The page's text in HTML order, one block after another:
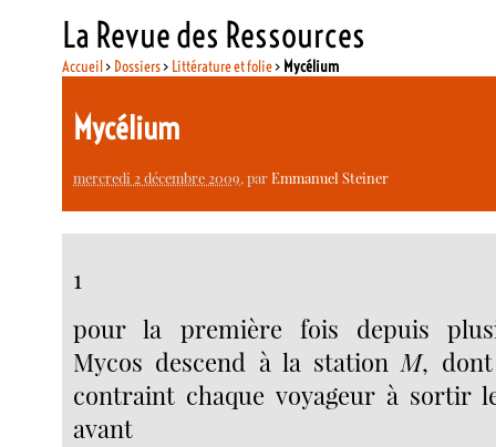
La Revue des Ressources
Accueil> Dossiers> Littérature et folie> Mycélium
Mycélium
mercredi 2 décembre 2009, parEmmanuel Steiner
1
pour la première fois depuis
Mycos descend à la stationM, dont
contraint chaque voyageur à sortir
avant